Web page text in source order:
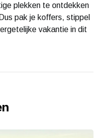
plekken te ontdekken
pak je koffers, stippel
vakantie in dit